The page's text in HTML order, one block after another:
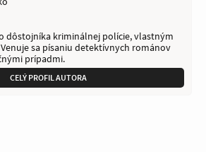
dôstojníka kriminálnej polície, vlastným
sa písaniu detektívnych románov
prípadmi.
CELÝ PROFIL AUTORA